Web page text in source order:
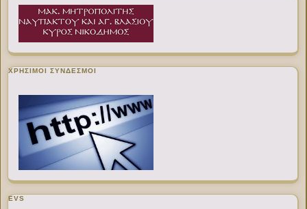
ΧΡΉΣΙΜΟΙ ΣΎΝΔΕΣΜΟΙ
EVS